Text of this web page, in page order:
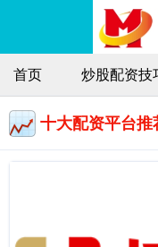
首页 炒股配资技
十大配资平台推